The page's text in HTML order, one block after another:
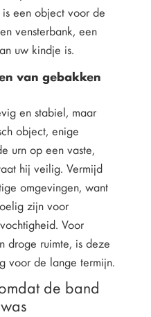
een object voor de
vensterbank, een
uw kindje is.
van gebakken
en stabiel, maar
object, enige
urn op een vaste,
hij veilig. Vermijd
omgevingen, want
zijn voor
Voor
droge ruimte, is deze
voor de lange termijn.
de band